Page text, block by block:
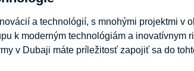
a technológií, s mnohými projektmi
k moderným technológiám a
v Dubaji máte príležitosť zapojiť sa do